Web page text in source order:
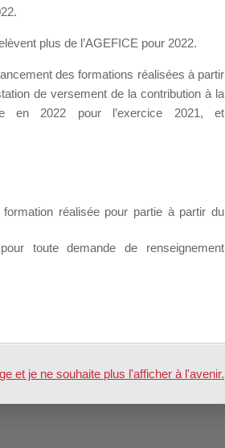
plus de l’AGEFICE pour 2022.
des formations réalisées à partir
de versement de la contribution à la
en 2022 pour l’exercice 2021, et
réalisée pour partie à partir du
toute demande de renseignement
et je ne souhaite plus l'afficher à l'avenir.